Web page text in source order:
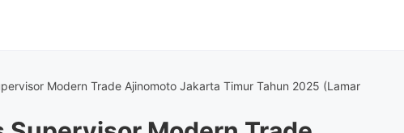
Modern Trade Ajinomoto Jakarta Timur Tahun 2025 (Lamar